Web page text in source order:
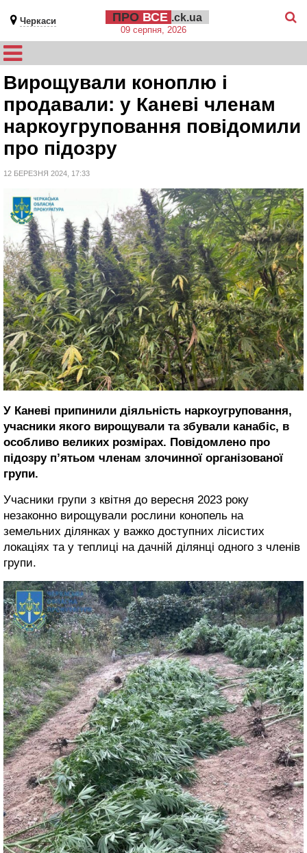
Черкаси ПРО ВСЕ .ck.ua
09 серпня, 2026
Вирощували коноплю і
продавали: у Каневі членам
наркоугруповання повідомили
про підозру
12 БЕРЕЗНЯ 2024, 17:33
У Каневі припинили діяльність наркоугруповання,
учасники якого вирощували та збували канабіс, в
особливо великих розмірах. Повідомлено про
підозру п’ятьом членам злочинної організованої
групи.
Учасники групи з квітня до вересня 2023 року
незаконно вирощували рослини конопель на
земельних ділянках у важко доступних лісистих
локаціях та у теплиці на дачній ділянці одного з членів
групи.